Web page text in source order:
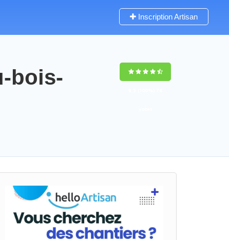
Inscription Artisan
bois-